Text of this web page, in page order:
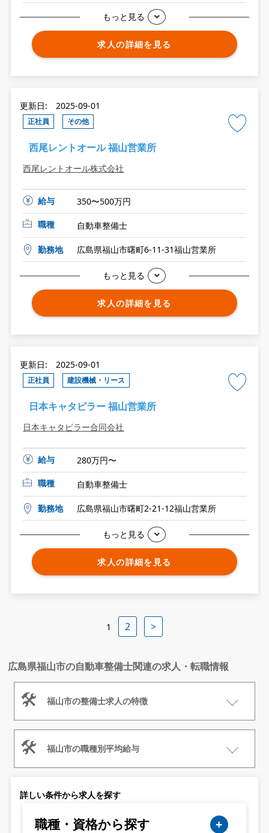
もっと見る
求人の詳細を見る
更新日: 2025-09-01
正社員 その他
西尾レントオール 福山営業所
西尾レントオール株式会社
給与
350〜500万円
職種
自動車整備士
勤務地 広島県福山市曙町6-11-31福山営業所
もっと見る
求人の詳細を見る
更新日: 2025-09-01
正社員 建設機械・リース
日本キャタピラー 福山営業所
日本キャタピラー合同会社
給与
280万円〜
職種
自動車整備士
勤務地 広島県福山市曙町2-21-12福山営業所
もっと見る
求人の詳細を見る
1 2 >
広島県福山市の自動車整備士関連の求人・転職情報
福山市の整備士求人の特徴
福山市の職種別平均給与
詳しい条件から求人を探す
職種・資格から探す